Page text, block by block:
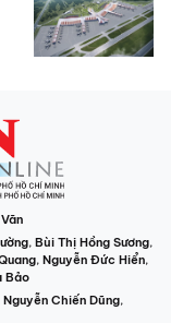
, Bùi Thị Hồng Sương,
, Nguyễn Đức Hiển,
Bảo
Nguyễn Chiến Dũng,